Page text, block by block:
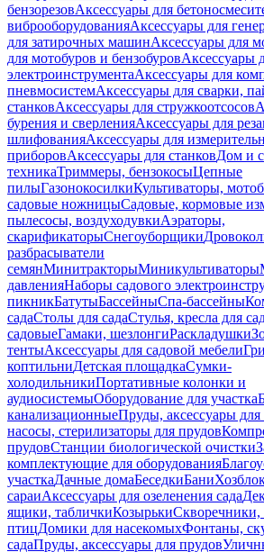
бензорезовАксессуары для
виброоборудованияАксессуары для
для затирочных машинАксессуары для
для мотобуров и бензобуровАксессуары
электроинструментаАксессуары для
пневмосистемАксессуары для сварки,
станковАксессуары для стружкоотсосов
бурения и сверленияАксессуары для
шлифованияАксессуары для
приборовАксессуары для станковДом и
техникаТриммеры, бензокосыЦепные
пилыГазонокосилкиКультиваторы,
садовые ножницыСадовые, кормовые
пылесосы, воздуходувкиАэраторы,
скарификаторыСнегоуборщики
разбрасыватели
семянМинитракторыМиникультиваторы
давленияНаборы садового
пикникБатутыБассейныСпа-бассейны
садаСтолы для садаСтулья, кресла для
садовыеГамаки, шезлонгиРаскладушки
тентыАксессуары для садовой мебели
коптильниДетская площадкаСумки-
холодильникиПортативные колонки и
аудиосистемыОборудование для участка
канализационныеПруды, аксессуары для
насосы, стерилизаторы для прудов
прудовСтанции биологической очистки
комплектующие для оборудования
участкаДачные домаБеседкиБани
сараиАксессуары для озеленения сада
ящики, табличкиКозырьки
птицДомики для насекомыхФонтаны,
садаПруды, аксессуары для прудов